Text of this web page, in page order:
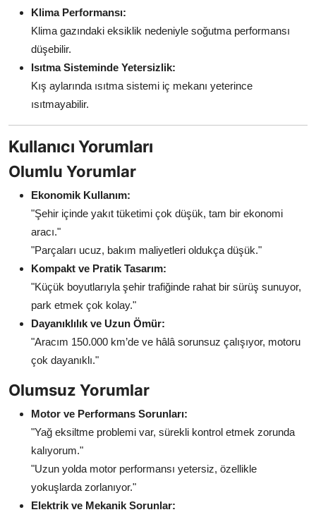
Klima Performansı:
Klima gazındaki eksiklik nedeniyle soğutma performansı
düşebilir.
Isıtma Sisteminde Yetersizlik:
Kış aylarında ısıtma sistemi iç mekanı yeterince
ısıtmayabilir.
Kullanıcı Yorumları
Olumlu Yorumlar
Ekonomik Kullanım:
"Şehir içinde yakıt tüketimi çok düşük, tam bir ekonomi
aracı."
"Parçaları ucuz, bakım maliyetleri oldukça düşük."
Kompakt ve Pratik Tasarım:
"Küçük boyutlarıyla şehir trafiğinde rahat bir sürüş sunuyor,
park etmek çok kolay."
Dayanıklılık ve Uzun Ömür:
"Aracım 150.000 km’de ve hâlâ sorunsuz çalışıyor, motoru
çok dayanıklı."
Olumsuz Yorumlar
Motor ve Performans Sorunları:
"Yağ eksiltme problemi var, sürekli kontrol etmek zorunda
kalıyorum."
"Uzun yolda motor performansı yetersiz, özellikle
yokuşlarda zorlanıyor."
Elektrik ve Mekanik Sorunlar: